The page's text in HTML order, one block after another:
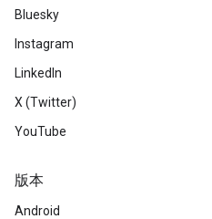
Bluesky
Instagram
LinkedIn
X (Twitter)
YouTube
版本
Android